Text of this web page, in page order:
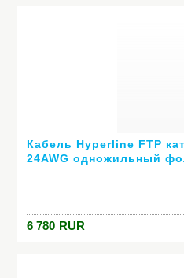
Кабель Hyperline FTP
24AWG одножильный
6 780 RUR